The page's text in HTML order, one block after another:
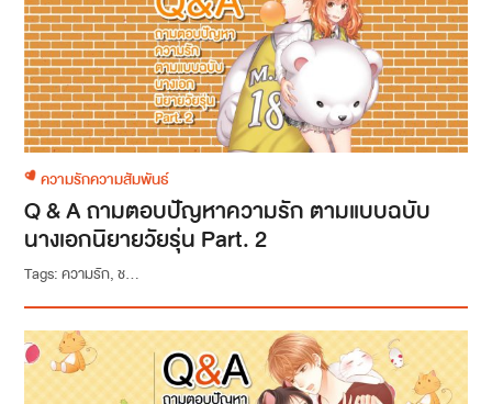
ความรักความสัมพันธ์
Q & A ถามตอบปัญหาความรัก ตามแบบฉบับ
นางเอกนิยายวัยรุ่น Part. 2
Tags: ความรัก, ช...